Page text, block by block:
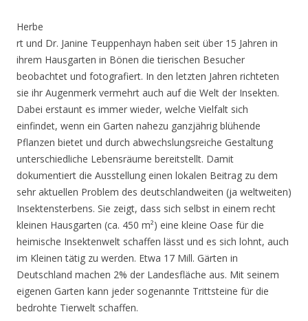
Herbe
rt und Dr. Janine Teuppenhayn haben seit über 15 Jahren in
ihrem Hausgarten in Bönen die tierischen Besucher
beobachtet und fotografiert. In den letzten Jahren richteten
sie ihr Augenmerk vermehrt auch auf die Welt der Insekten.
Dabei erstaunt es immer wieder, welche Vielfalt sich
einfindet, wenn ein Garten nahezu ganzjährig blühende
Pflanzen bietet und durch abwechslungsreiche Gestaltung
unterschiedliche Lebensräume bereitstellt. Damit
dokumentiert die Ausstellung einen lokalen Beitrag zu dem
sehr aktuellen Problem des deutschlandweiten (ja weltweiten)
Insektensterbens. Sie zeigt, dass sich selbst in einem recht
kleinen Hausgarten (ca. 450 m²) eine kleine Oase für die
heimische Insektenwelt schaffen lässt und es sich lohnt, auch
im Kleinen tätig zu werden. Etwa 17 Mill. Gärten in
Deutschland machen 2% der Landesfläche aus. Mit seinem
eigenen Garten kann jeder sogenannte Trittsteine für die
bedrohte Tierwelt schaffen.